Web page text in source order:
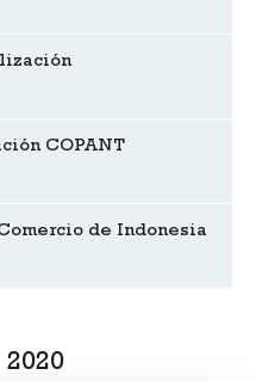
COPANT
de Indonesia